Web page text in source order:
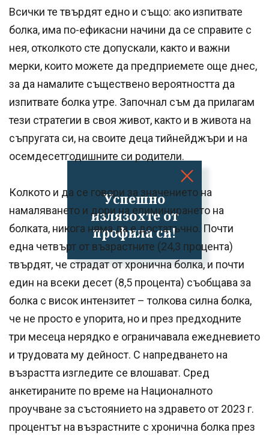
Успешно
излязохте от
профила си!
Всички те твърдят едно и също: ако изпитвате
болка, има по-ефикасни начини да се справите с
нея, отколкото сте допускали, както и важни
мерки, които можете да предприемете още днес,
за да намалите съществено вероятността да
изпитвате болка утре. Започнал съм да прилагам
тези стратегии в своя живот, както и в живота на
съпругата си, на своите деца тийнейджъри и на
осемдесетгодишните си родители.
Колкото и да се говори за значението на
намаляването и дори на елиминирането на
болката, никога няма да е достатъчно. Почти
една четвърт от възрастните (24,3 процента)
твърдят, че страдат от хронична болка, и почти
един на всеки десет (8,5 процента) съобщава за
болка с висок интензитет – толкова силна болка,
че не просто е упорита, но и през предходните
три месеца нерядко е ограничавала ежедневието
и трудовата му дейност. С напредването на
възрастта изгледите се влошават. Сред
анкетираните по време на Националното
проучване за състоянието на здравето от 2023 г.
процентът на възрастните с хронична болка през